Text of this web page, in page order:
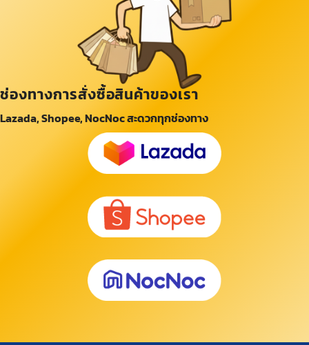
ช่องทางการสั่งซื้อสินค้าของเรา
Lazada, Shopee, NocNoc สะดวกทุกช่องทาง